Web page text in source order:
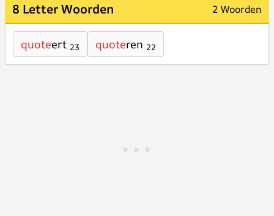
8 Letter Woorden 2 Woorden
quoteert 23 quoteren 22